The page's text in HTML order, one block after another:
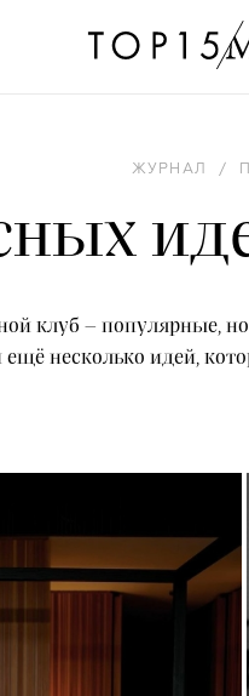
ЖУРНАЛ /
клуб – популярные,
несколько идей,